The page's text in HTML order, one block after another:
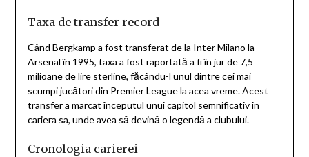
Taxa de transfer record
Când Bergkamp a fost transferat de la Inter Milano la
Arsenal în 1995, taxa a fost raportată a fi în jur de 7,5
milioane de lire sterline, făcându-l unul dintre cei mai
scumpi jucători din Premier League la acea vreme. Acest
transfer a marcat începutul unui capitol semnificativ în
cariera sa, unde avea să devină o legendă a clubului.
Cronologia carierei